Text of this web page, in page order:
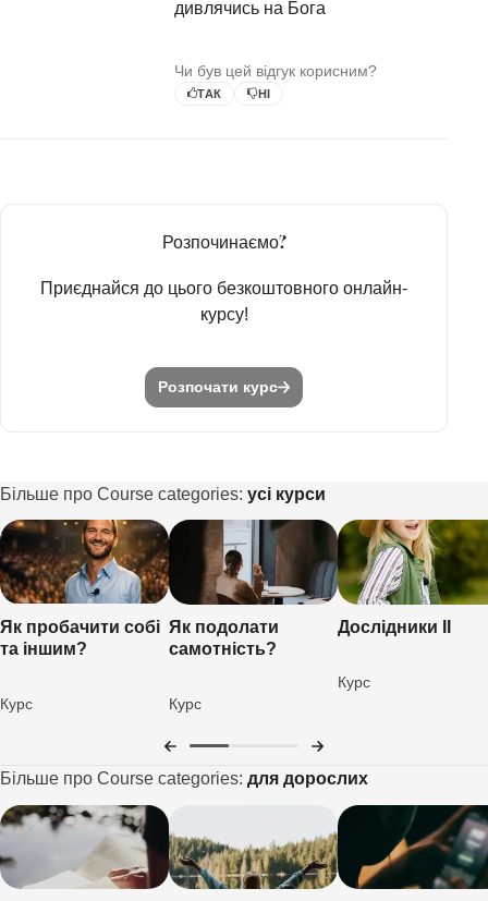
дивлячись на Бога
Чи був цей відгук корисним?
ТАК НІ
Розпочинаємо?
Приєднайся до цього безкоштовного онлайн-
курсу!
Розпочати курс
Більше про Course categories: усі курси
Як пробачити собі
та іншим?
Курс
Як подолати
самотність?
Курс
Дослідники ІІ
Курс
Більше про Course categories: для дорослих